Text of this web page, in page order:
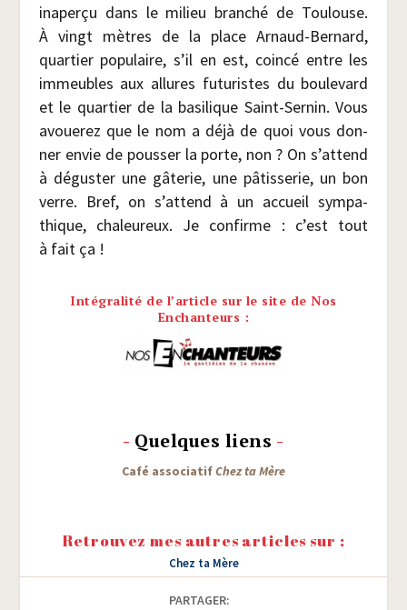
inaper­çu dans le milieu bran­ché de Tou­louse.
À vingt mètres de la place Arnaud-Ber­nard,
quar­tier popu­laire, s’il en est, coin­cé entre les
immeubles aux allures futu­ristes du bou­le­vard
et le quar­tier de la basi­lique Saint-Ser­nin. Vous
avoue­rez que le nom a déjà de quoi vous don­
ner envie de pous­ser la porte, non ? On s’attend
à dégus­ter une gâte­rie, une pâtis­se­rie, un bon
verre. Bref, on s’attend à un accueil sym­pa­
thique, cha­leu­reux. Je confirme : c’est tout
à fait ça !
Intégralité de l’article sur le site de Nos
Enchanteurs :
- Quelques liens -
Café asso­cia­tifChez ta Mère
Retrouvez mes autres articles sur :
Chez ta Mère
PARTAGER: